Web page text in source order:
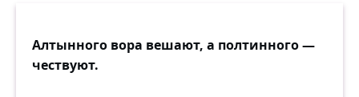
Алтынного вора вешают, а полтинного —
чествуют.